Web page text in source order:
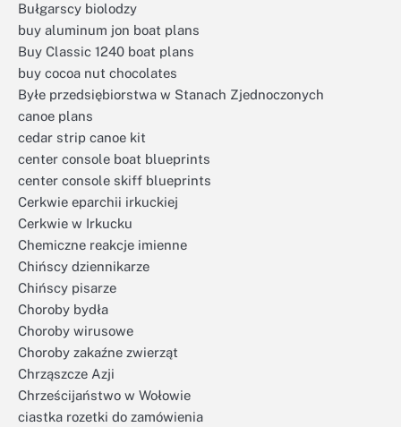
Bułgarscy biolodzy
buy aluminum jon boat plans
Buy Classic 1240 boat plans
buy cocoa nut chocolates
Byłe przedsiębiorstwa w Stanach Zjednoczonych
canoe plans
cedar strip canoe kit
center console boat blueprints
center console skiff blueprints
Cerkwie eparchii irkuckiej
Cerkwie w Irkucku
Chemiczne reakcje imienne
Chińscy dziennikarze
Chińscy pisarze
Choroby bydła
Choroby wirusowe
Choroby zakaźne zwierząt
Chrząszcze Azji
Chrześcijaństwo w Wołowie
ciastka rozetki do zamówienia